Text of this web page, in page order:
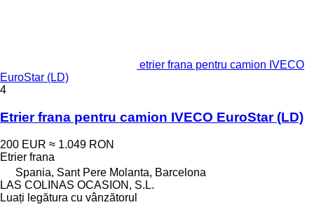
etrier frana pentru camion IVECO
EuroStar (LD)
4
Etrier frana pentru camion IVECO EuroStar (LD)
200 EUR ≈ 1.049 RON
Etrier frana
Spania, Sant Pere Molanta, Barcelona
LAS COLINAS OCASION, S.L.
Luați legătura cu vânzătorul